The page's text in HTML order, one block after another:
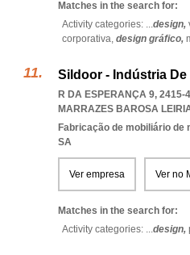
Matches in the search for:
Activity categories: ...design,
corporativa, design gráfico,
Sildoor - Indústria De
R DA ESPERANÇA 9, 2415-
MARRAZES BAROSA
Fabricação de mobiliário de
SA
Ver empresa Ver no
Matches in the search for:
Activity categories: ...design,